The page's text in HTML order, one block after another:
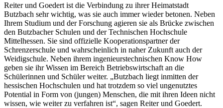
Reiter und Goedert ist die Verbindung zu ihrer Heimatstadt
Butzbach sehr wichtig, was sie auch immer wieder betonen. Neben
Ihrem Studium und der Forschung agieren sie als Brücke zwischen
den Butzbacher Schulen und der Technischen Hochschule
Mittelhessen. Sie sind offizielle Kooperationspartner der
Schrenzerschule und wahrscheinlich in naher Zukunft auch der
Weidigschule. Neben ihrem ingenieurstechnischen Know How
geben sie ihr Wissen im Bereich Betriebswirtschaft an die
Schülerinnen und Schüler weiter. „Butzbach liegt inmitten der
hessischen Hochschulen und hat trotzdem so viel ungenutztes
Potential in Form von (jungen) Menschen, die mit ihren Ideen nicht
wissen, wie weiter zu verfahren ist“, sagen Reiter und Goedert.